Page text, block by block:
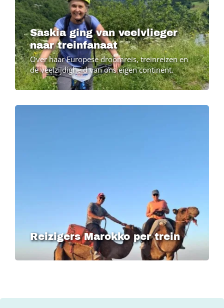
Saskia ging van veelvlieger
naar treinfanaat
Over haar Europese droomreis, treinreizen en
de veelzijdigheid van ons eigen continent.
Reizigers Marokko per trein